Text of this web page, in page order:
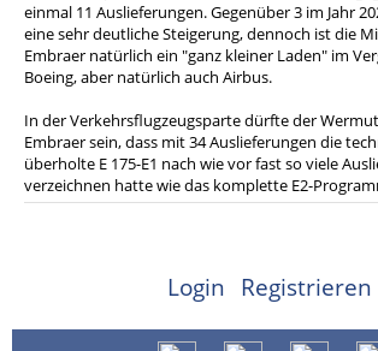
einmal 11 Auslieferungen. Gegenüber 3 im Jahr
eine sehr deutliche Steigerung, dennoch ist die
Embraer natürlich ein "ganz kleiner Laden" im
Boeing, aber natürlich auch Airbus.
In der Verkehrsflugzeugsparte dürfte der
Embraer sein, dass mit 34 Auslieferungen die
überholte E 175-E1 nach wie vor fast so viele
verzeichnen hatte wie das komplette E2-
Login Registrieren